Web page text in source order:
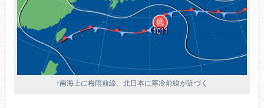
↑南海上に梅雨前線、北日本に寒冷前線が近づく